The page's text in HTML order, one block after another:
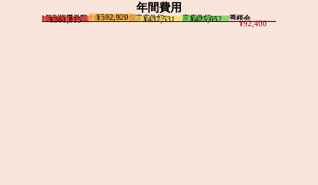
年間費用
I個別指導学院
¥361,815 T個別指導学院
¥592,920 家庭教師T
¥437,531 家庭教師M
¥425,652 秀桜会
¥92,400